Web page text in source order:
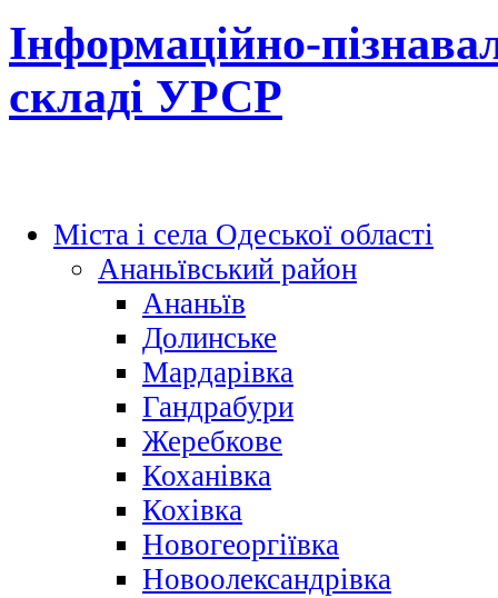
Інформаційно-
складі УРСР
Міста і села Одеської області
Ананьївський район
Ананьїв
Долинське
Мардарівка
Гандрабури
Жеребкове
Коханівка
Кохівка
Новогеоргіївка
Новоолександрівка